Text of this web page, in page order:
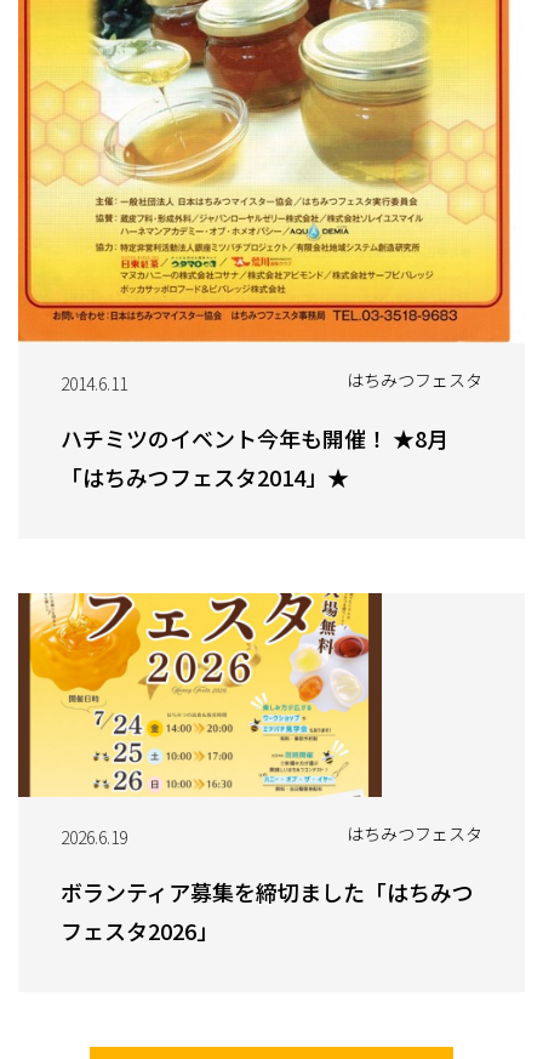
2014.6.11 はちみつフェスタ
ハチミツのイベント今年も開催！ ★8月
「はちみつフェスタ2014」★
2026.6.19 はちみつフェスタ
ボランティア募集を締切ました「はちみつ
フェスタ2026」